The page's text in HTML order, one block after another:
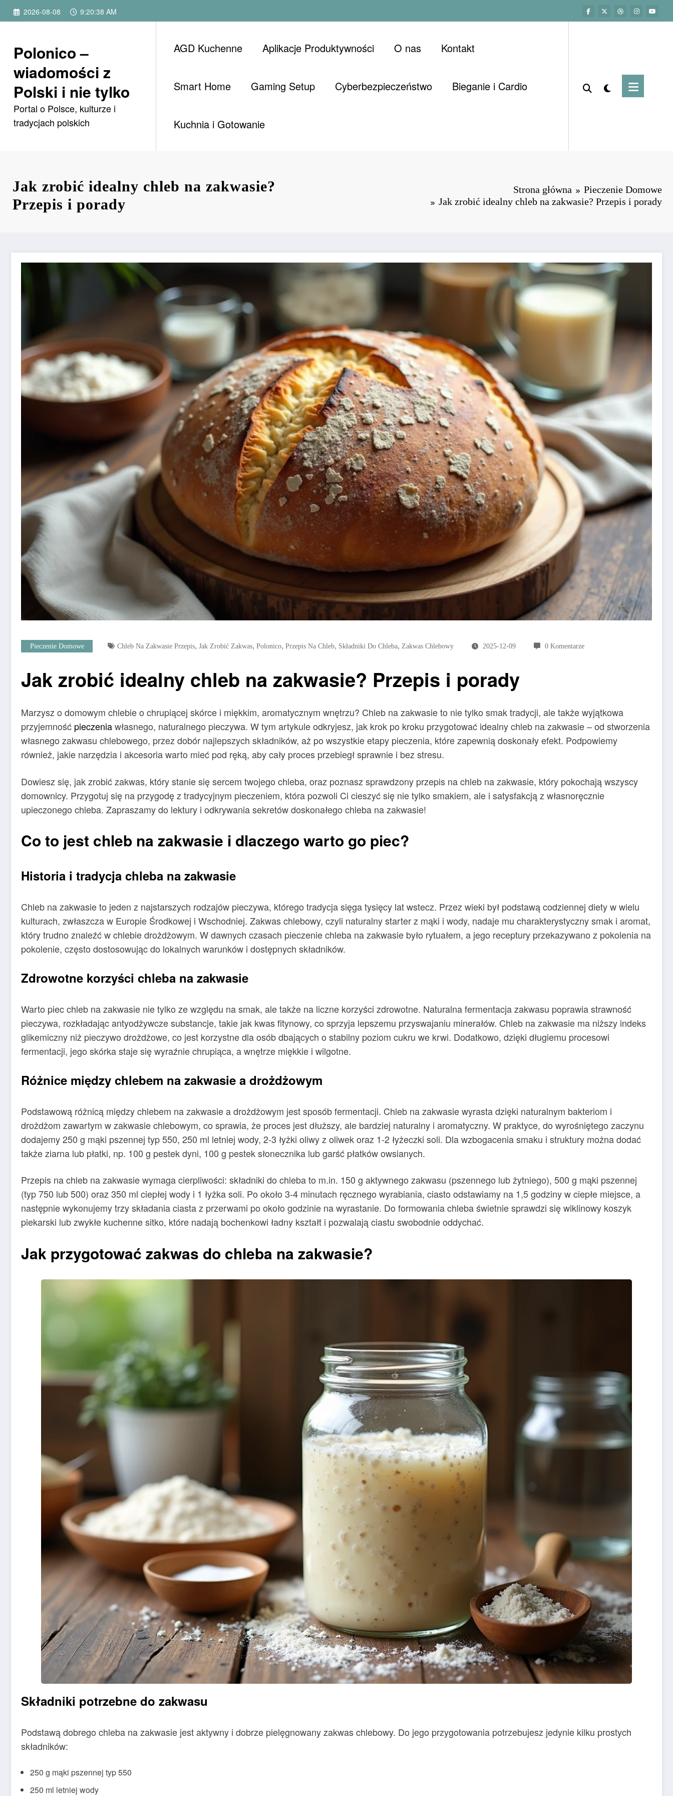
Przejdź 2026-08-08 9:20:40 AM
Polonico –
wiadomości z
Polski i nie tylko
Portal o Polsce, kulturze i
tradycjach polskich
AGD Kuchenne Aplikacje Produktywności O nas Kontakt
Smart Home Gaming Setup Cyberbezpieczeństwo Bieganie i Cardio
Kuchnia i Gotowanie
Jak zrobić idealny chleb na zakwasie?
Przepis i porady
Strona główna
Pieczenie Domowe
Jak zrobić idealny chleb na zakwasie? Przepis i porady
Pieczenie Domowe Chleb Na Zakwasie Przepis, Jak Zrobić Zakwas, Polonico, Przepis Na Chleb, Składniki Do Chleba, Zakwas Chlebowy 2025-12-09 0 Komentarze
Jak zrobić idealny chleb na zakwasie? Przepis i porady
Marzysz o domowym chlebie o chrupiącej skórce i miękkim, aromatycznym wnętrzu? Chleb na zakwasie to nie tylko smak tradycji, ale także wyjątkowa
przyjemność pieczeniawłasnego, naturalnego pieczywa. W tym artykule odkryjesz, jak krok po kroku przygotować idealny chleb na zakwasie – od stworzenia
własnego zakwasu chlebowego, przez dobór najlepszych składników, aż po wszystkie etapy pieczenia, które zapewnią doskonały efekt. Podpowiemy
również, jakie narzędzia i akcesoria warto mieć pod ręką, aby cały proces przebiegł sprawnie i bez stresu.
Dowiesz się, jak zrobić zakwas, który stanie się sercem twojego chleba, oraz poznasz sprawdzony przepis na chleb na zakwasie, który pokochają wszyscy
domownicy. Przygotuj się na przygodę z tradycyjnym pieczeniem, która pozwoli Ci cieszyć się nie tylko smakiem, ale i satysfakcją z własnoręcznie
upieczonego chleba. Zapraszamy do lektury i odkrywania sekretów doskonałego chleba na zakwasie!
Co to jest chleb na zakwasie i dlaczego warto go piec?
Historia i tradycja chleba na zakwasie
Chleb na zakwasie to jeden z najstarszych rodzajów pieczywa, którego tradycja sięga tysięcy lat wstecz. Przez wieki był podstawą codziennej diety w wielu
kulturach, zwłaszcza w Europie Środkowej i Wschodniej. Zakwas chlebowy, czyli naturalny starter z mąki i wody, nadaje mu charakterystyczny smak i aromat,
który trudno znaleźć w chlebie drożdżowym. W dawnych czasach pieczenie chleba na zakwasie było rytuałem, a jego receptury przekazywano z pokolenia na
pokolenie, często dostosowując do lokalnych warunków i dostępnych składników.
Zdrowotne korzyści chleba na zakwasie
Warto piec chleb na zakwasie nie tylko ze względu na smak, ale także na liczne korzyści zdrowotne. Naturalna fermentacja zakwasu poprawia strawność
pieczywa, rozkładając antyodżywcze substancje, takie jak kwas fitynowy, co sprzyja lepszemu przyswajaniu minerałów. Chleb na zakwasie ma niższy indeks
glikemiczny niż pieczywo drożdżowe, co jest korzystne dla osób dbających o stabilny poziom cukru we krwi. Dodatkowo, dzięki długiemu procesowi
fermentacji, jego skórka staje się wyraźnie chrupiąca, a wnętrze miękkie i wilgotne.
Różnice między chlebem na zakwasie a drożdżowym
Podstawową różnicą między chlebem na zakwasie a drożdżowym jest sposób fermentacji. Chleb na zakwasie wyrasta dzięki naturalnym bakteriom i
drożdżom zawartym w zakwasie chlebowym, co sprawia, że proces jest dłuższy, ale bardziej naturalny i aromatyczny. W praktyce, do wyrośniętego zaczynu
dodajemy 250 g mąki pszennej typ 550, 250 ml letniej wody, 2-3 łyżki oliwy z oliwek oraz 1-2 łyżeczki soli. Dla wzbogacenia smaku i struktury można dodać
także ziarna lub płatki, np. 100 g pestek dyni, 100 g pestek słonecznika lub garść płatków owsianych.
Przepis na chleb na zakwasie wymaga cierpliwości: składniki do chleba to m.in. 150 g aktywnego zakwasu (pszennego lub żytniego), 500 g mąki pszennej
(typ 750 lub 500) oraz 350 ml ciepłej wody i 1 łyżka soli. Po około 3-4 minutach ręcznego wyrabiania, ciasto odstawiamy na 1,5 godziny w ciepłe miejsce, a
następnie wykonujemy trzy składania ciasta z przerwami po około godzinie na wyrastanie. Do formowania chleba świetnie sprawdzi się wiklinowy koszyk
piekarski lub zwykłe kuchenne sitko, które nadają bochenkowi ładny kształt i pozwalają ciastu swobodnie oddychać.
Jak przygotować zakwas do chleba na zakwasie?
Składniki potrzebne do zakwasu
Podstawą dobrego chleba na zakwasie jest aktywny i dobrze pielęgnowany zakwas chlebowy. Do jego przygotowania potrzebujesz jedynie kilku prostych
składników:
250 g mąki pszennej typ 550
250 ml letniej wody